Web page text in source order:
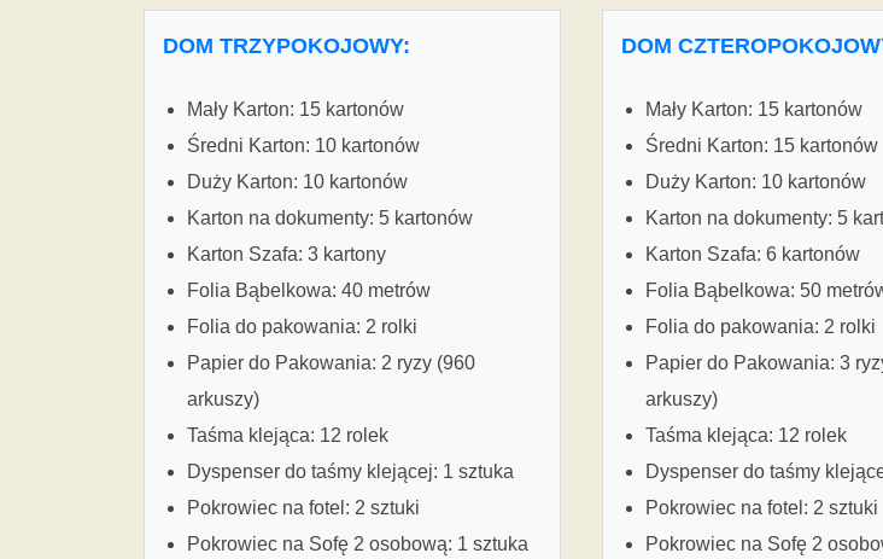
DOM TRZYPOKOJOWY:
Mały Karton: 15 kartonów
Średni Karton: 10 kartonów
Duży Karton: 10 kartonów
Karton na dokumenty: 5 kartonów
Karton Szafa: 3 kartony
Folia Bąbelkowa: 40 metrów
Folia do pakowania: 2 rolki
Papier do Pakowania: 2 ryzy (960
arkuszy)
Taśma klejąca: 12 rolek
Dyspenser do taśmy klejącej: 1 sztuka
Pokrowiec na fotel: 2 sztuki
Pokrowiec na Sofę 2 osobową: 1 sztuka
DOM
Mały Karton: 15 kartonów
Średni Karton: 15 kartonów
Duży Karton: 10 kartonów
Karton na dokumenty: 5
Karton Szafa: 6 kartonów
Folia Bąbelkowa: 50
Folia do pakowania: 2 rolki
Papier do Pakowania: 3
arkuszy)
Taśma klejąca: 12 rolek
Dyspenser do taśmy
Pokrowiec na fotel: 2 sztuki
Pokrowiec na Sofę 2